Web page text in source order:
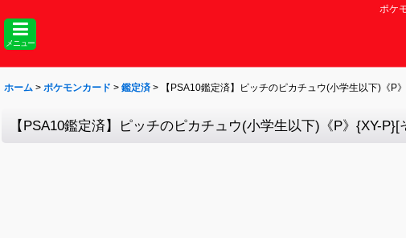
ポケ
メニュー
ホーム > ポケモンカード > 鑑定済 > 【PSA10鑑定済】ピッチのピカチュウ(小学生以下)《P
【PSA10鑑定済】ピッチのピカチュウ(小学生以下)《P》{XY-P}[